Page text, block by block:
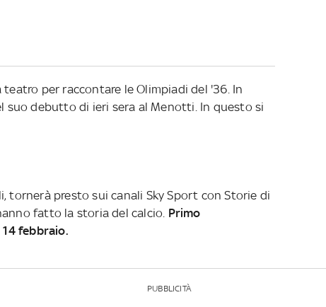
per raccontare le Olimpiadi del '36. In
suo debutto di ieri sera al Menotti. In questo si
tornerà presto sui canali Sky Sport con Storie di
fatto la storia del calcio. Primo
febbraio.
PUBBLICITÀ